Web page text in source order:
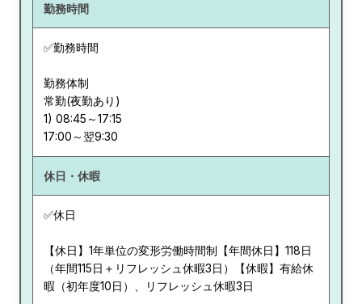
勤務時間
✅勤務時間
勤務体制
常勤(夜勤あり)
1) 08:45～17:15
休日・休暇
✅休日
【休日】1年単位の変形労働時間制【年間休日】118日
（年間115日＋リフレッシュ休暇3日）【休暇】有給休
暇（初年度10日）、リフレッシュ休暇3日